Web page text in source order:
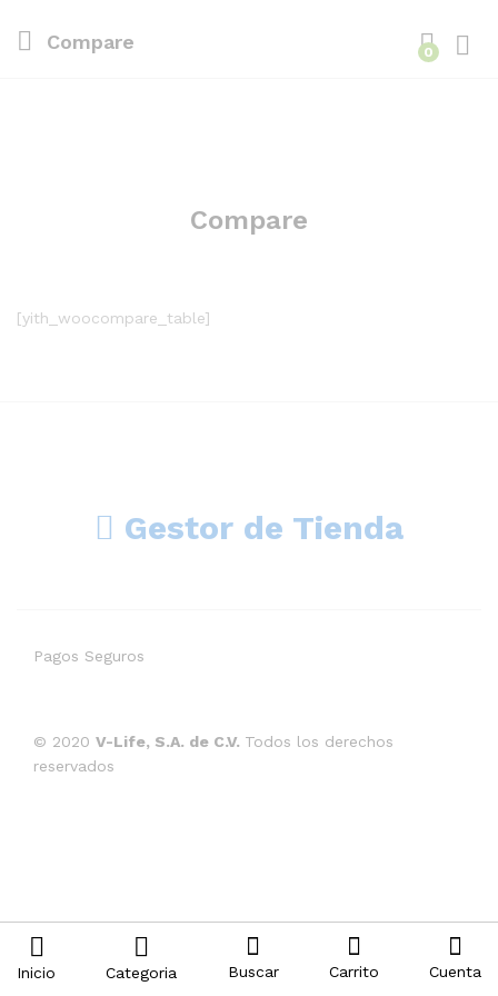
Compare 0
Compare
[yith_woocompare_table]
Gestor de Tienda
© 2020 V-Life, S.A. de C.V. Todos los derechos
reservados
Pagos Seguros
Inicio Categoria Buscar Carrito Cuenta